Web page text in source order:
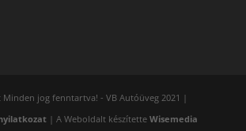
jog fenntartva! - VB Autóüveg 2021 |
| A Weboldalt készítetteWisemedia